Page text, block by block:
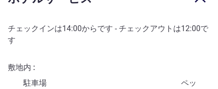
チェックインは14:00からです - チェックアウトは12:00で
す
敷地内
駐車場
ペッ